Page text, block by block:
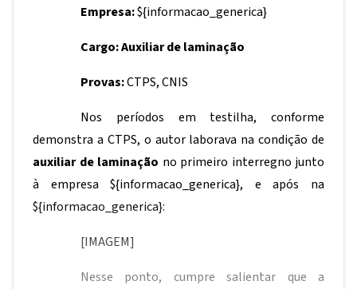
Empresa:${informacao_generica}
Cargo: Auxiliar delaminação
Provas:CTPS, CNIS
Nos períodos em testilha, conforme
demonstra a CTPS, o autor laborava na condição de
auxiliar de laminação no primeiro interregno junto
à empresa${informacao_generica}, e após na
${informacao_generica}:
[IMAGEM]
Nesse ponto, cumpre salientar que a